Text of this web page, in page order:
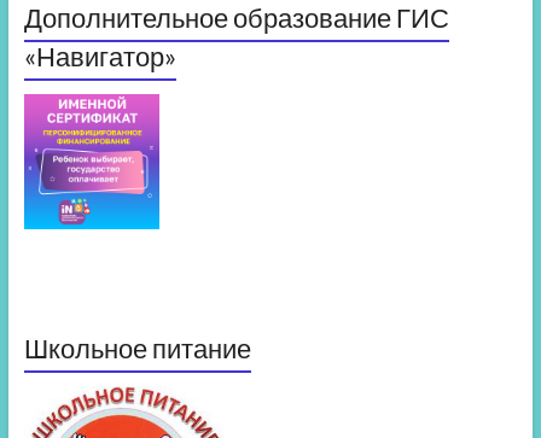
Дополнительное образование ГИС
«Навигатор»
Школьное питание